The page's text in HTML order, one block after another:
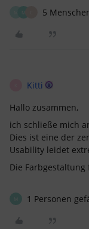
5
Kitti
Hallo zusammen,
ich schließe mich
Dies ist eine der
Usability leidet
Die
1 Personen